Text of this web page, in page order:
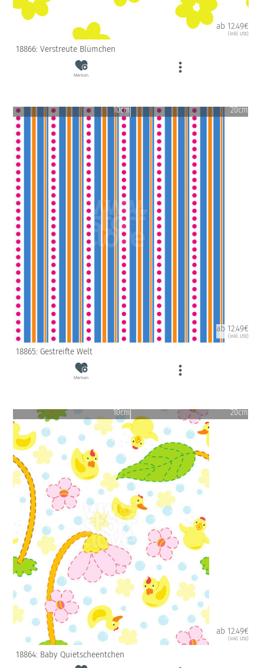
ab 12.49€
(inkl. USt)
18866: Verstreute Blümchen
Merken
10cm 20cm
ab 12.49€
(inkl. USt)
18865: Gestreifte Welt
Merken
10cm 20cm
ab 12.49€
(inkl. USt)
18864: Baby Quietscheentchen